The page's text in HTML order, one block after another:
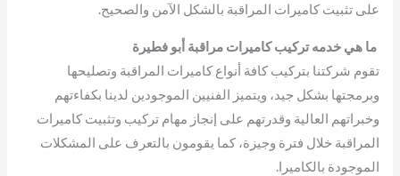
على تثبيت كاميرات المراقبة بالشكل الآمن والصحيح.
ما هي خدمه تركيب كاميرات مراقبة أبو فطيرة
تقوم شركتنا بتركيب كافة أنواع كاميرات المراقبة وتصليحها
وبرمجتها بشكل جيد، ويتميز الفنيين الموجودين لدينا بكفاءتهم
وخبراتهم العالية وقدرتهم على إنجاز مهام تركيب وتثبيت كاميرات
المراقبة خلال فترة وجيزة، كما يقومون بالتعرف على المشكلات
الموجودة بالكاميرا.